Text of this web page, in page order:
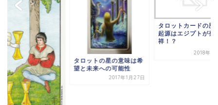
タロットの星の意味は希
望と未来への可能性
2017年1月27日
タロットカードの歴
起源はエジプトが発
祥！？
2018年8